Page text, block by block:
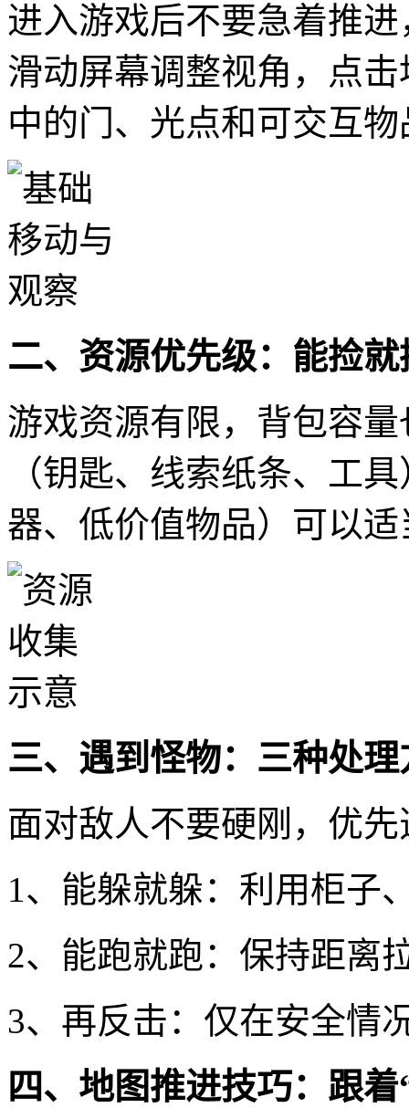
进入游戏后不要急着推
滑动屏幕调整视角，点
中的门、光点和可交互
二、资源优先级：能捡
游戏资源有限，背包容
（钥匙、线索纸条、工
器、低价值物品）可以
三、遇到怪物：三种处理
面对敌人不要硬刚，优
1、能躲就躲：利用柜子
2、能跑就跑：保持距离
3、再反击：仅在安全情
四、地图推进技巧：跟